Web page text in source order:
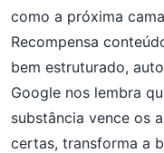
como a próxima
Recompensa
bem estruturado,
Google nos lembra
substância vence os
certas, transforma a